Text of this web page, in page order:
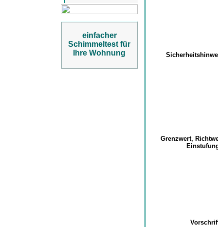
einfacher
Schimmeltest für
Ihre Wohnung
Grenzwert,